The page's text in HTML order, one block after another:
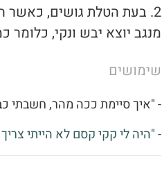
2. בעת הטלת גושים, כאשר
מנגב יוצא יבש ונקי,
שימושים
- "איך סיימת ככה מהר, חשבתי
- "היה לי קקי קסם לא הייתי